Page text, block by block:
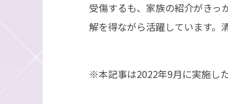
受傷するも、家族の紹介がきっ
解を得ながら活躍しています。
※本記事は2022年9月に実施し